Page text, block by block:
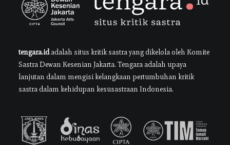
tengara.idadalah situs kritik sastra yang dikelola oleh Komite
Sastra Dewan Kesenian Jakarta. Tengara adalah upaya
lanjutan dalam mengisi kelangkaan pertumbuhan kritik
sastra dalam kehidupan kesusastraan Indonesia.